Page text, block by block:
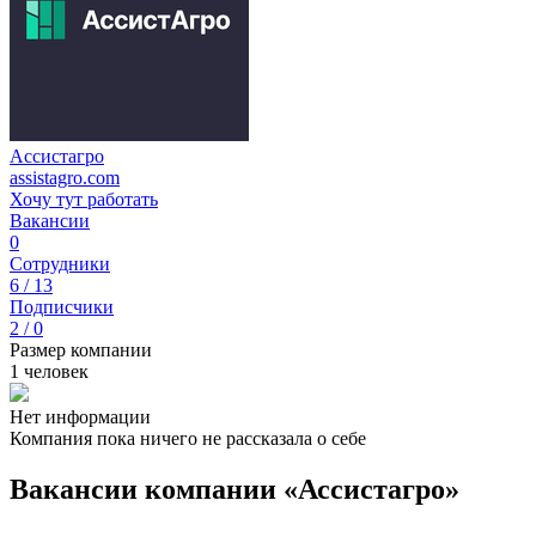
Ассистагро
assistagro.com
Хочу тут работать
Вакансии
0
Сотрудники
6 / 13
Подписчики
2 / 0
Размер компании
1 человек
Нет информации
Компания пока ничего не рассказала о себе
Вакансии компании «Ассистагро»